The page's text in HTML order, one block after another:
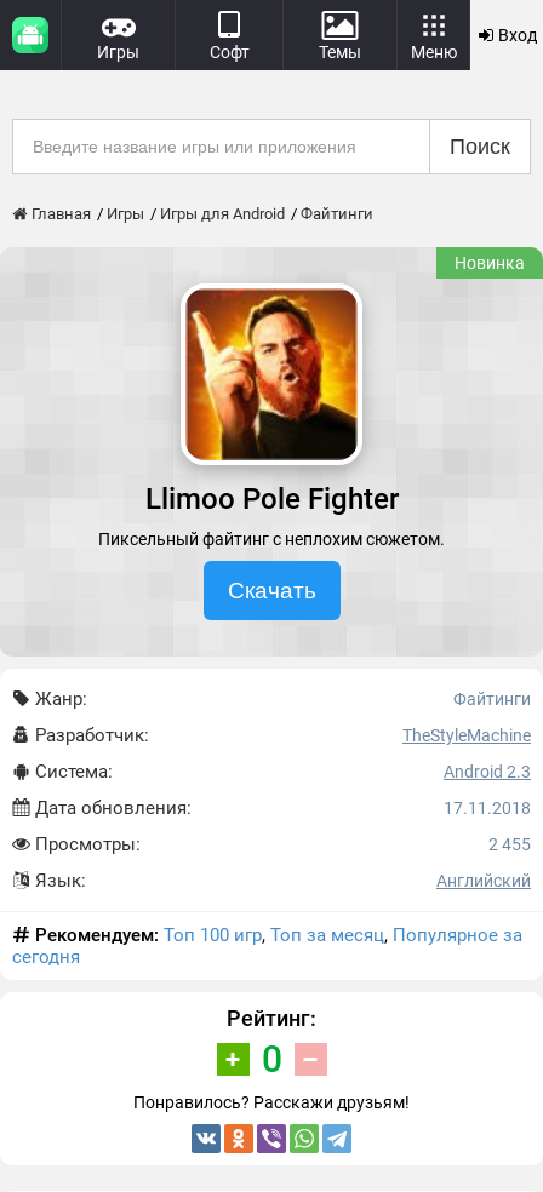
Игры Софт Темы Меню
Вход
Поиск
Главная Игры Игры для Android Файтинги
Новинка
Llimoo Pole Fighter
Пиксельный файтинг с неплохим сюжетом.
Скачать
Жанр: Файтинги
Разработчик: TheStyleMachine
Система: Android 2.3
Дата обновления: 17.11.2018
Просмотры: 2 455
Язык: Английский
Рекомендуем: Топ 100 игр, Топ за месяц, Популярное за
сегодня
Рейтинг:
0
Понравилось? Расскажи друзьям!